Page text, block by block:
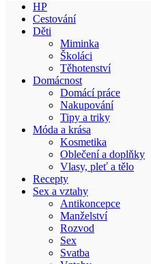
HP
Cestování
Děti
Miminka
Školáci
Těhotenství
Domácnost
Domácí práce
Nakupování
Tipy a triky
Móda a krása
Kosmetika
Oblečení a doplňky
Vlasy, pleť a tělo
Recepty
Sex a vztahy
Antikoncepce
Manželství
Rozvod
Sex
Svatba